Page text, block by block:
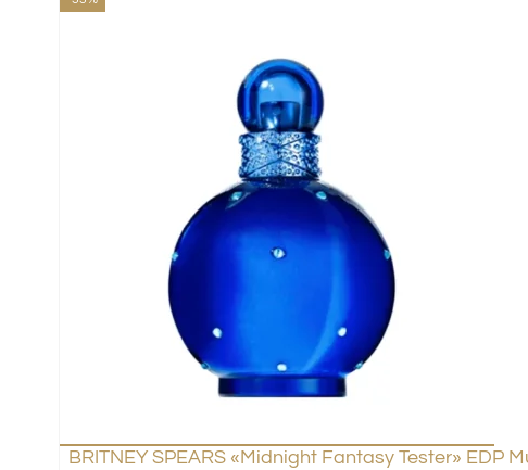
BRITNEY SPEARS «Midnight Fantasy Tester» EDP